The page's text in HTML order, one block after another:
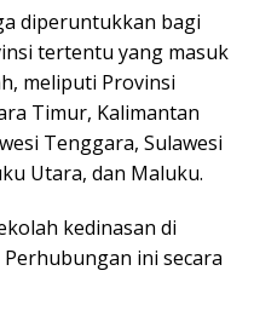
diperuntukkan bagi
tertentu yang masuk
meliputi Provinsi
Timur, Kalimantan
Tenggara, Sulawesi
Utara, dan Maluku.
kedinasan di
ini secara